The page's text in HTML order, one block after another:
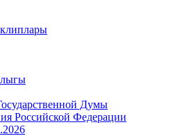
Думы
Российской Федерации